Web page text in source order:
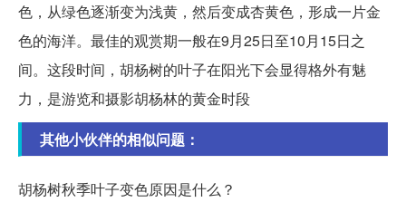
色，从绿色逐渐变为浅黄，然后变成杏黄色，形成一片金
色的海洋。最佳的观赏期一般在9月25日至10月15日之
间。这段时间，胡杨树的叶子在阳光下会显得格外有魅
力，是游览和摄影胡杨林的黄金时段
其他小伙伴的相似问题：
胡杨树秋季叶子变色原因是什么？